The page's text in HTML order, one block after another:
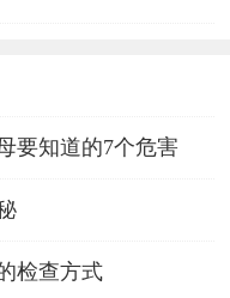
要知道的7个危害
检查方式